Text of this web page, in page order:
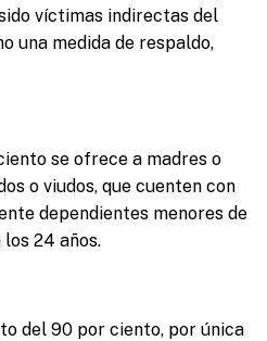
víctimas indirectas del
una medida de respaldo,
se ofrece a madres o
o viudos, que cuenten con
dependientes menores de
24 años.
del 90 por ciento, por única